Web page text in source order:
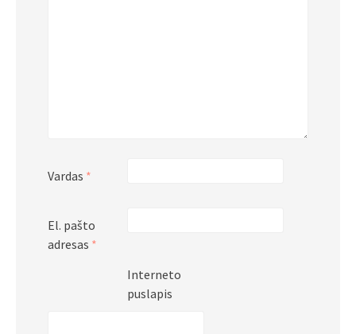
Vardas *
El. pašto
adresas *
Interneto
puslapis